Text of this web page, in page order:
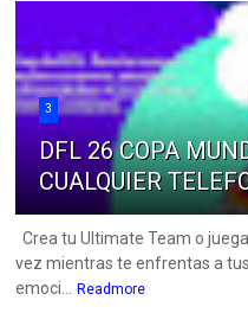
3
DFL 26 COPA
CUALQUIER
Crea tu Ultimate Team o
vez mientras te enfrentas a
emoci...
Readmore